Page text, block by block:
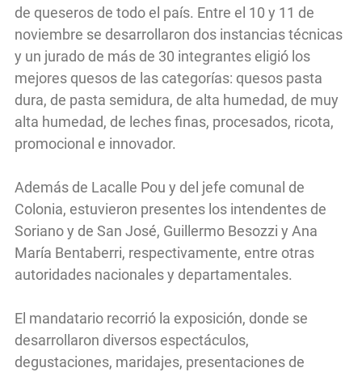
de queseros de todo el país. Entre el 10 y 11 de
noviembre se desarrollaron dos instancias técnicas
y un jurado de más de 30 integrantes eligió los
mejores quesos de las categorías: quesos pasta
dura, de pasta semidura, de alta humedad, de muy
alta humedad, de leches finas, procesados, ricota,
promocional e innovador.
Además de Lacalle Pou y del jefe comunal de
Colonia, estuvieron presentes los intendentes de
Soriano y de San José, Guillermo Besozzi y Ana
María Bentaberri, respectivamente, entre otras
autoridades nacionales y departamentales.
El mandatario recorrió la exposición, donde se
desarrollaron diversos espectáculos,
degustaciones, maridajes, presentaciones de